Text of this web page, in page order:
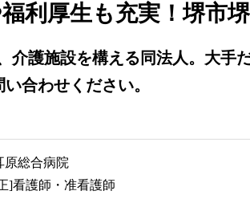
利厚生も充実！堺市
介護施設を構える同法人。大
合わせください。
原総合病院
]看護師・准看護師